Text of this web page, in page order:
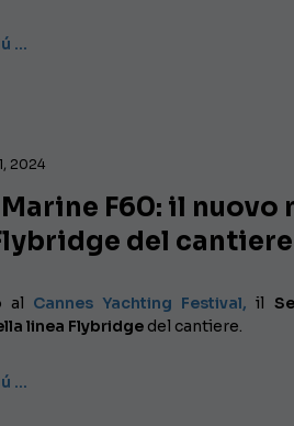
…
2024
F60: il
del cantiere
al Cannes Yachting Festival, il
linea Flybridge del cantiere.
…